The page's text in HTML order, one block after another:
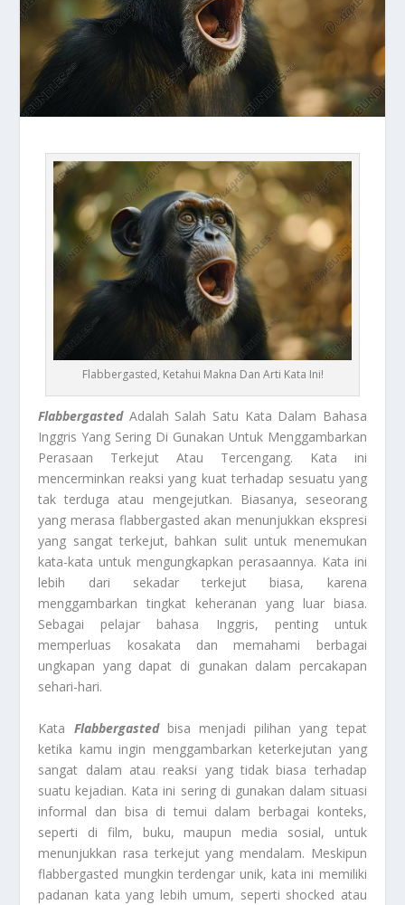
Flabbergasted, Ketahui Makna Dan Arti Kata Ini!
FlabbergastedAdalah Salah Satu Kata Dalam Bahasa
Inggris Yang Sering Di Gunakan Untuk Menggambarkan
Perasaan Terkejut Atau Tercengang. Kata ini
mencerminkan reaksi yang kuat terhadap sesuatu yang
tak terduga atau mengejutkan. Biasanya, seseorang
yang merasa flabbergasted akan menunjukkan ekspresi
yang sangat terkejut, bahkan sulit untuk menemukan
kata-kata untuk mengungkapkan perasaannya. Kata ini
lebih dari sekadar terkejut biasa, karena
menggambarkan tingkat keheranan yang luar biasa.
Sebagai pelajar bahasa Inggris, penting untuk
memperluas kosakata dan memahami berbagai
ungkapan yang dapat di gunakan dalam percakapan
sehari-hari.
Kata Flabbergastedbisa menjadi pilihan yang tepat
ketika kamu ingin menggambarkan keterkejutan yang
sangat dalam atau reaksi yang tidak biasa terhadap
suatu kejadian. Kata ini sering di gunakan dalam situasi
informal dan bisa di temui dalam berbagai konteks,
seperti di film, buku, maupun media sosial, untuk
menunjukkan rasa terkejut yang mendalam. Meskipun
flabbergasted mungkin terdengar unik, kata ini memiliki
padanan kata yang lebih umum, seperti shocked atau